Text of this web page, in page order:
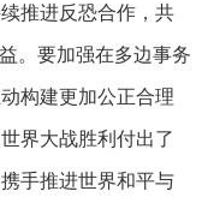
推进反恐合作，共
。要加强在多边事务
构建更加公正合理
界大战胜利付出了
手推进世界和平与